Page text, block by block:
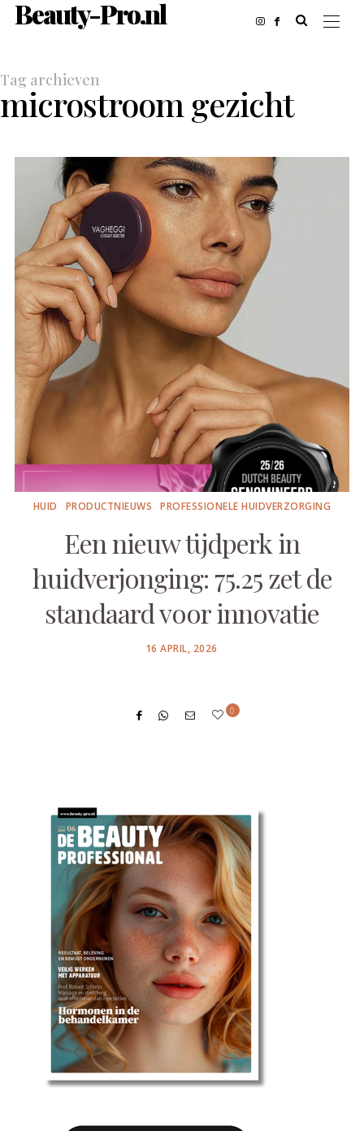
Beauty-Pro.nl
Tag archieven
microstroom gezicht
HUID PRODUCTNIEUWS PROFESSIONELE HUIDVERZORGING
Een nieuw tijdperk in
huidverjonging: 75.25 zet de
standaard voor innovatie
POSTED
16 APRIL, 2026
0